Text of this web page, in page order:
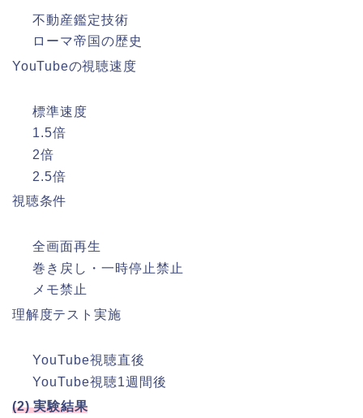
不動産鑑定技術
ローマ帝国の歴史
YouTubeの視聴速度
標準速度
1.5倍
2倍
2.5倍
視聴条件
全画面再生
巻き戻し・一時停止禁止
メモ禁止
理解度テスト実施
YouTube視聴直後
YouTube視聴1週間後
(2) 実験結果